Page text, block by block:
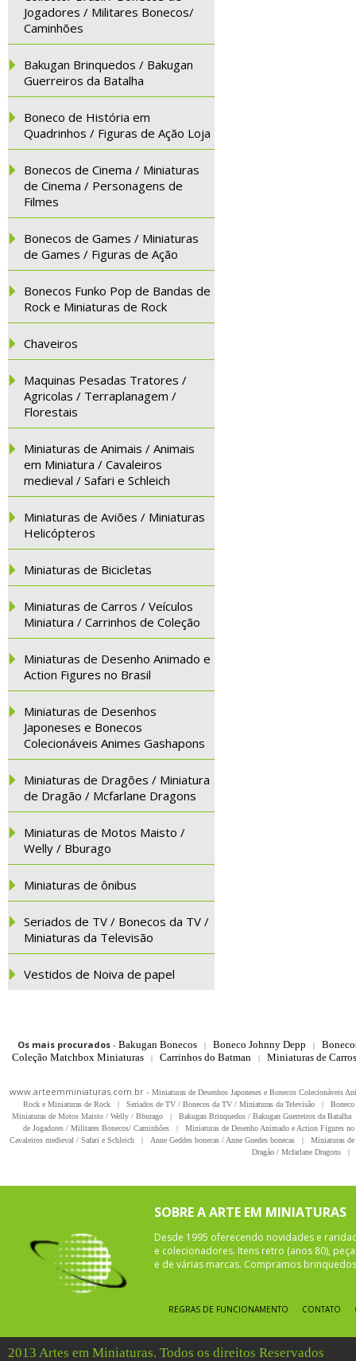
Jogadores / Militares Bonecos/
Caminhões
Bakugan Brinquedos / Bakugan
Guerreiros da Batalha
Boneco de História em
Quadrinhos / Figuras de Ação Loja
Bonecos de Cinema / Miniaturas
de Cinema / Personagens de
Filmes
Bonecos de Games / Miniaturas
de Games / Figuras de Ação
Bonecos Funko Pop de Bandas de
Rock e Miniaturas de Rock
Chaveiros
Maquinas Pesadas Tratores /
Agricolas / Terraplanagem /
Florestais
Miniaturas de Animais / Animais
em Miniatura / Cavaleiros
medieval / Safari e Schleich
Miniaturas de Aviões / Miniaturas
Helicópteros
Miniaturas de Bicicletas
Miniaturas de Carros / Veículos
Miniatura / Carrinhos de Coleção
Miniaturas de Desenho Animado e
Action Figures no Brasil
Miniaturas de Desenhos
Japoneses e Bonecos
Colecionáveis Animes Gashapons
Miniaturas de Dragões / Miniatura
de Dragão / Mcfarlane Dragons
Miniaturas de Motos Maisto /
Welly / Bburago
Miniaturas de ônibus
Seriados de TV / Bonecos da TV /
Miniaturas da Televisão
Vestidos de Noiva de papel
Os mais procurados- Bakugan Bonecos | Boneco Johnny Depp |
Coleção Matchbox Miniaturas
| Carrinhos do Batman | Miniaturas de
www.arteemminiaturas.com.br - Miniaturas de Desenhos Japoneses e Bonecos Colecionáveis
Rock e Miniaturas de Rock
| Seriados de TV / Bonecos da TV / Miniaturas da Televisão |
Miniaturas de Motos Maisto / Welly / Bburago
| Bakugan Brinquedos / Bakugan Guerreiros da Batalha
de Jogadores / Militares Bonecos/ Caminhões
|
Miniaturas de Desenho Animado e Action Figures
Cavaleiros medieval / Safari e Schleich
| Anne Geddes bonecas / Anne Guedes bonecas |
Miniaturas
Dragão / Mcfarlane Dragons
|
SOBRE A ARTE EM MINIATURAS
Desde 1995 oferecendo novidades e
e colecionadores. Itens retro (anos 80),
e de várias marcas. Compramos
REGRAS DE FUNCIONAMENTO CONTATO
2013 Artes em Miniaturas. Todos os direitos Reservados